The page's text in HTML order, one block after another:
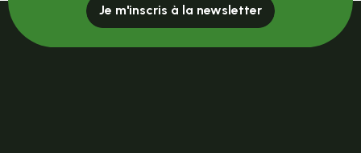
Je m'inscris à la newsletter